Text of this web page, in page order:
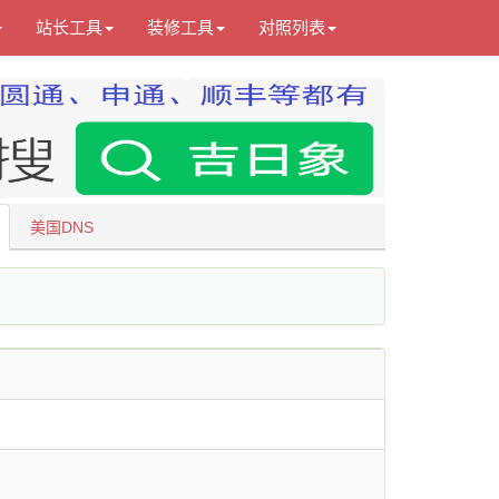
站长工具 装修工具 对照列表
美国DNS